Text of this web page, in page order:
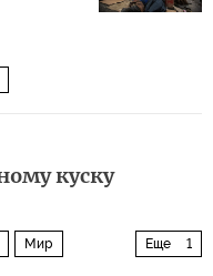
куску
Еще 1
Мир